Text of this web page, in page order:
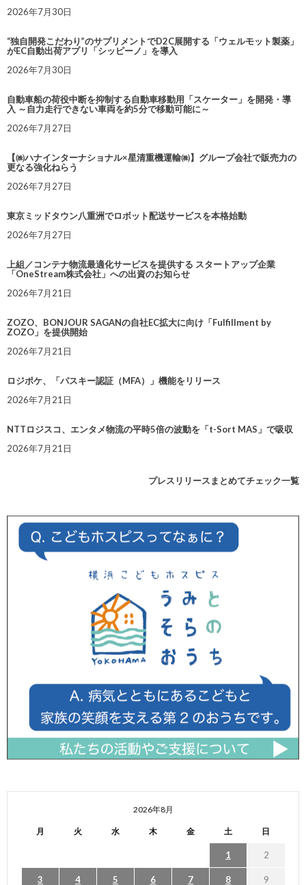
2026年7月30日
“独自開発こだわり”のサプリメントでD2C展開する「ウェルモット製薬」
がEC自動出荷アプリ「シッピーノ」を導入
2026年7月30日
自動車船の荷役中断を抑制する自動車移動用「スケーター」を開発・導
入 ～自力走行できない車両を約5分で移動可能に～
2026年7月27日
【㈱ハナインターナショナル×星清重機運輸㈱】グループ会社で販売力の
更なる強化ねらう
2026年7月27日
東京ミッドタウン八重洲でロボット配送サービスを本格始動
2026年7月27日
上組／コンテナ物流最適化サービスを提供する スタートアップ企業
「OneStream株式会社」への出資のお知らせ
2026年7月21日
ZOZO、BONJOUR SAGANの自社EC拡大に向け「Fulfillment by
ZOZO」を提供開始
2026年7月21日
ロジポケ、「パスキー認証（MFA）」機能をリリース
2026年7月21日
NTTロジスコ、エンタメ物流の平時5倍の波動を「t-Sort MAS」で吸収
2026年7月21日
プレスリリースまとめてチェック一覧
2026年8月
月 火 水 木 金 土 日
1 2
3 4 5 6 7 8 9